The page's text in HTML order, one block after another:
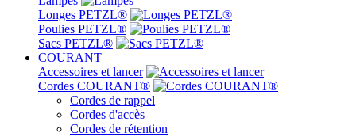
Longes PETZL®
Poulies PETZL®
Sacs PETZL®
COURANT
Accessoires et lancer
Cordes COURANT®
Cordes de rappel
Cordes d'accès
Cordes de rétention